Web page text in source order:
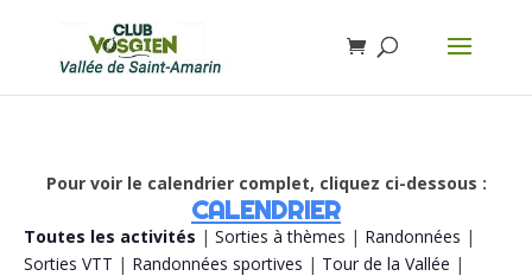
Pour voir le calendrier complet, cliquez ci-dessous :
CALENDRIER
Toutes les activités | Sorties à thèmes | Randonnées |
Sorties VTT | Randonnées sportives | Tour de la Vallée |